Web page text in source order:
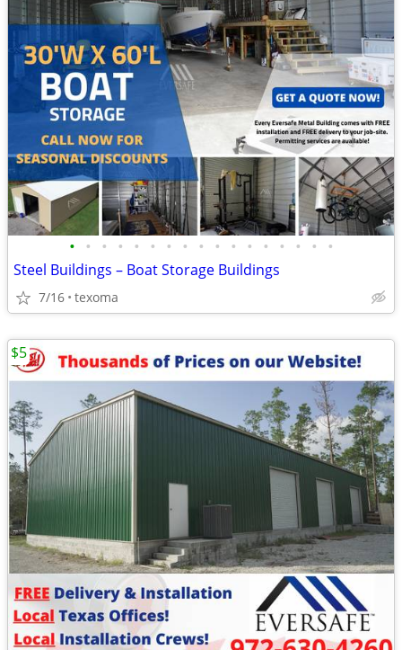
• • • • • • • • • • • • • • • • •
Steel Buildings – Boat Storage Buildings
7/16 texoma
$5